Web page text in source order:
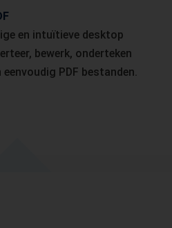
en intuïtieve desktop
bewerk, onderteken
eenvoudig PDF bestanden.